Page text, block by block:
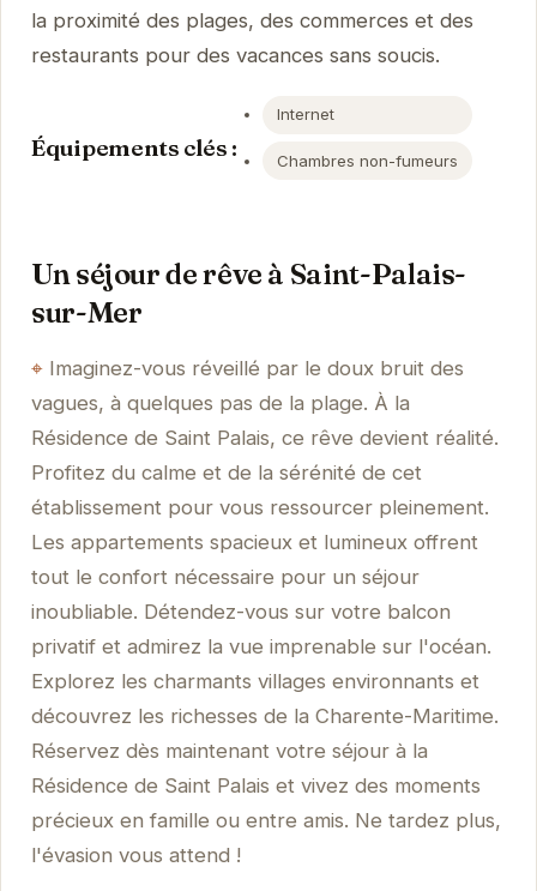
la proximité des plages, des commerces et des
restaurants pour des vacances sans soucis.
Équipements clés :
Internet
Chambres non-fumeurs
Un séjour de rêve à Saint-Palais-
sur-Mer
Imaginez-vous réveillé par le doux bruit des
vagues, à quelques pas de la plage. À la
Résidence de Saint Palais, ce rêve devient réalité.
Profitez du calme et de la sérénité de cet
établissement pour vous ressourcer pleinement.
Les appartements spacieux et lumineux offrent
tout le confort nécessaire pour un séjour
inoubliable. Détendez-vous sur votre balcon
privatif et admirez la vue imprenable sur l'océan.
Explorez les charmants villages environnants et
découvrez les richesses de la Charente-Maritime.
Réservez dès maintenant votre séjour à la
Résidence de Saint Palais et vivez des moments
précieux en famille ou entre amis. Ne tardez plus,
l'évasion vous attend !